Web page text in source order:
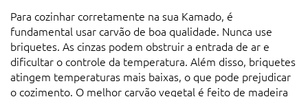
Para cozinhar corretamente na sua Kamado, é
fundamental usar carvão de boa qualidade. Nunca use
briquetes. As cinzas podem obstruir a entrada de ar e
dificultar o controle da temperatura. Além disso, briquetes
atingem temperaturas mais baixas, o que pode prejudicar
o cozimento. O melhor carvão vegetal é feito de madeira